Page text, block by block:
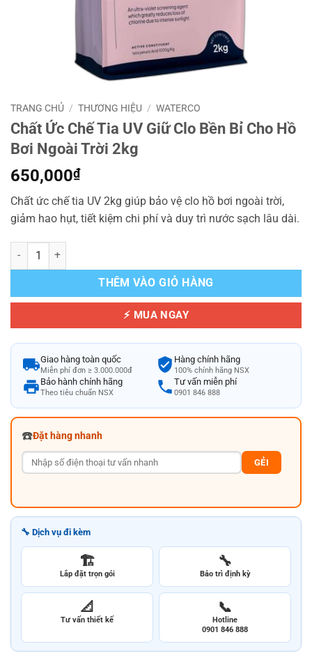
TRANG CHỦ / THƯƠNG HIỆU / WATERCO
Chất Ức Chế Tia UV Giữ Clo Bền Bỉ Cho Hồ
Bơi Ngoài Trời 2kg
650,000₫
Chất ức chế tia UV 2kg giúp bảo vệ clo hồ bơi ngoài trời,
giảm hao hụt, tiết kiệm chi phí và duy trì nước sạch lâu dài.
Chất Ức Chế Tia UV Giữ Clo Bền Bỉ Cho Hồ Bơi Ngoài Trời 2kg số
THÊM VÀO GIỎ HÀNG
⚡ MUA NGAY
Giao hàng toàn quốc
Miễn phí đơn ≥ 3.000.000đ
Hàng chính hãng
100% chính hãng NSX
Bảo hành chính hãng
Theo tiêu chuẩn NSX
Tư vấn miễn phí
0901 846 888
☎️Đặt hàng nhanh
GẺI
🔧 Dịch vụ đi kèm
🏗️
Lắp đặt trọn gói
🔧
Bảo trì định kỳ
📐
Tư vấn thiết kế
📞
Hotline
0901 846 888